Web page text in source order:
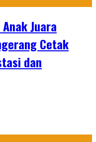
Juara
Cetak
dan